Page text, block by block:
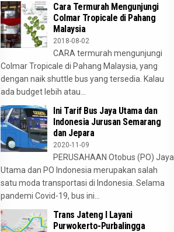
Cara Termurah Mengunjungi
Colmar Tropicale di Pahang
Malaysia
2018-08-02
CARA termurah mengunjungi
Colmar Tropicale di Pahang Malaysia, yang
dengan naik shuttle bus yang tersedia. Kalau
ada budget lebih atau...
Ini Tarif Bus Jaya Utama dan
Indonesia Jurusan Semarang
dan Jepara
2020-11-09
PERUSAHAAN Otobus (PO) Jaya
Utama dan PO Indonesia merupakan salah
satu moda transportasi di Indonesia. Selama
pandemi Covid-19, bus ini...
Trans Jateng I Layani
Purwokerto-Purbalingga